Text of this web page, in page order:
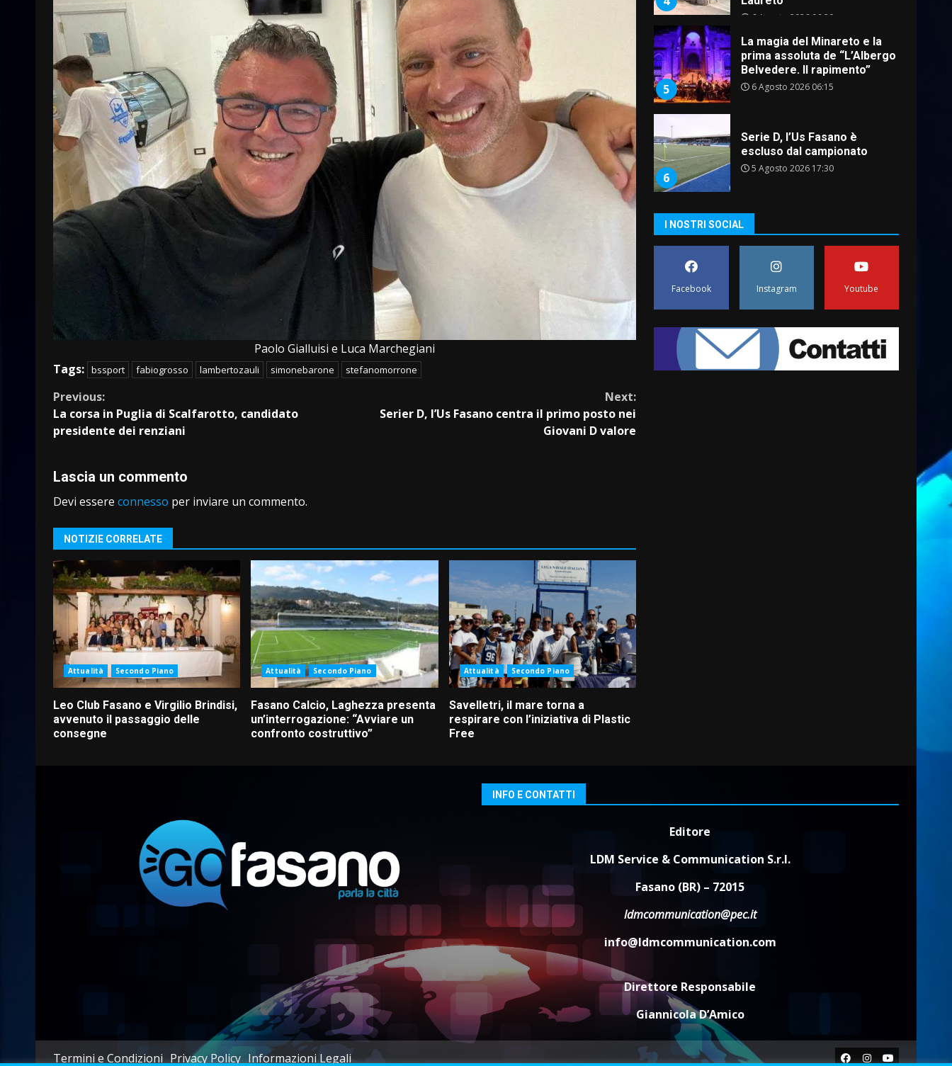
Paolo Gialluisi e Luca Marchegiani
Tags: bssport fabiogrosso lambertozauli simonebarone stefanomorrone
Continue
Reading
Previous:
La corsa in Puglia di Scalfarotto, candidato
presidente dei renziani
Next:
Serier D, l’Us Fasano centra il primo posto nei
Giovani D valore
Lascia un commento
Devi essere connesso per inviare un commento.
NOTIZIE CORRELATE
Attualità Secondo Piano
Leo Club Fasano e Virgilio Brindisi,
avvenuto il passaggio delle
consegne
Attualità Secondo Piano
Fasano Calcio, Laghezza presenta
un’interrogazione: “Avviare un
confronto costruttivo”
Attualità Secondo Piano
Savelletri, il mare torna a
respirare con l’iniziativa di Plastic
Free
6 Agosto 2026 06:20
5
La magia del Minareto e la
prima assoluta de “L’Albergo
Belvedere. Il rapimento”
6 Agosto 2026 06:15
6
Serie D, l’Us Fasano è
escluso dal campionato
5 Agosto 2026 17:30
Truffatori in azione nelle
arma da fuoco
6 Agosto 2026 18:13
I NOSTRI SOCIAL
Facebook Instagram Youtube
INFO E CONTATTI
Editore
LDM Service & Communication S.r.l.
Fasano (BR) – 72015
ldmcommunication@pec.it
info@ldmcommunication.com
Direttore Responsabile
Giannicola D’Amico
Termini e Condizioni Privacy Policy Informazioni Legali Facebook
Instagram
Youtube